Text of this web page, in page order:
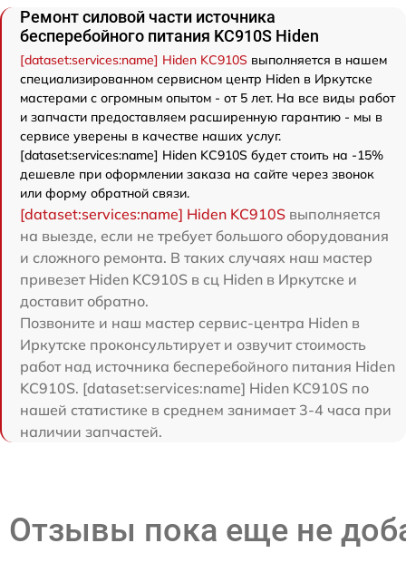
Ремонт силовой части источника
бесперебойного питания KC910S Hiden
[dataset:services:name] Hiden KC910S выполняется в нашем
специализированном сервисном центр Hiden в Иркутске
мастерами с огромным опытом - от 5 лет. На все виды работ
и запчасти предоставляем расширенную гарантию - мы в
сервисе уверены в качестве наших услуг.
[dataset:services:name] Hiden KC910S будет стоить на -15%
дешевле при оформлении заказа на сайте через звонок
или форму обратной связи.
[dataset:services:name] Hiden KC910S выполняется
на выезде, если не требует большого оборудования
и сложного ремонта. В таких случаях наш мастер
привезет Hiden KC910S в сц Hiden в Иркутске и
доставит обратно.
Позвоните и наш мастер сервис-центра Hiden в
Иркутске проконсультирует и озвучит стоимость
работ над источника бесперебойного питания Hiden
KC910S. [dataset:services:name] Hiden KC910S по
нашей статистике в среднем занимает 3-4 часа при
наличии запчастей.
Отзывы пока еще не